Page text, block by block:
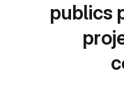
publics